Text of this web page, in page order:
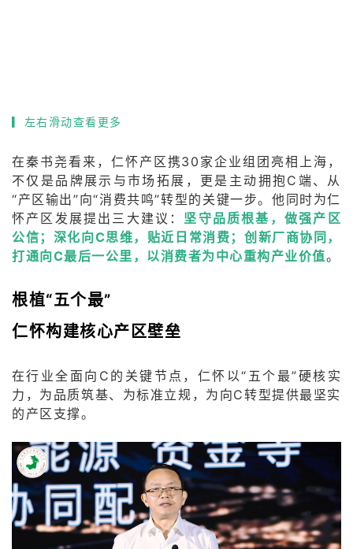
▎左右滑动查看更多
在秦书尧看来，仁怀产区携30家企业组团亮相上海，
不仅是品牌展示与市场拓展，更是主动拥抱C端、从
“产区输出”向“消费共鸣”转型的关键一步。他同时为仁
怀产区发展提出三大建议： 坚守品质根基，做强产区
公信；深化向C思维，贴近日常消费；创新厂商协同，
打通向C最后一公里，以消费者为中心重构产业价值。
根植“五个最”
仁怀构建核心产区壁垒
在行业全面向C的关键节点，仁怀以“五个最”硬核实
力，为品质筑基、为标准立规，为向C转型提供最坚实
的产区支撑。